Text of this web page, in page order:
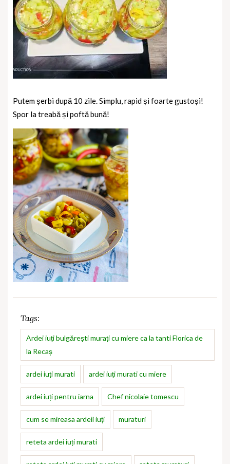
Putem șerbi după 10 zile. Simplu, rapid și foarte gustoși!
Spor la treabă și poftă bună!
Tags:
Ardei iuți bulgărești murați cu miere ca la tanti Florica de
la Recaș
ardei iuți murati ardei iuți murati cu miere
ardei iuți pentru iarna Chef nicolaie tomescu
cum se mireasa ardeii iuți muraturi
reteta ardei iuți murati